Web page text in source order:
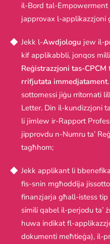
il-Bord tal-
japprovax l-applikazzjoni
Jekk l-Awdjologu jew il-
kif applikabbli, jonqos
Reġistrazzjoni tas-CPCM
rrifjutata immedjatament
sottomessi jiġu rritornati
Letter. Din il-kundizzjoni
li jimlew ir-Rapport
jipprovdu n-Numru ta’
tagħhom;
Jekk applikant li
fis-snin mgħoddija
finanzjarja għall-istess
simili qabel il-perjodu ta’
huwa indikat fl-
dokumenti meħtieġa), il-